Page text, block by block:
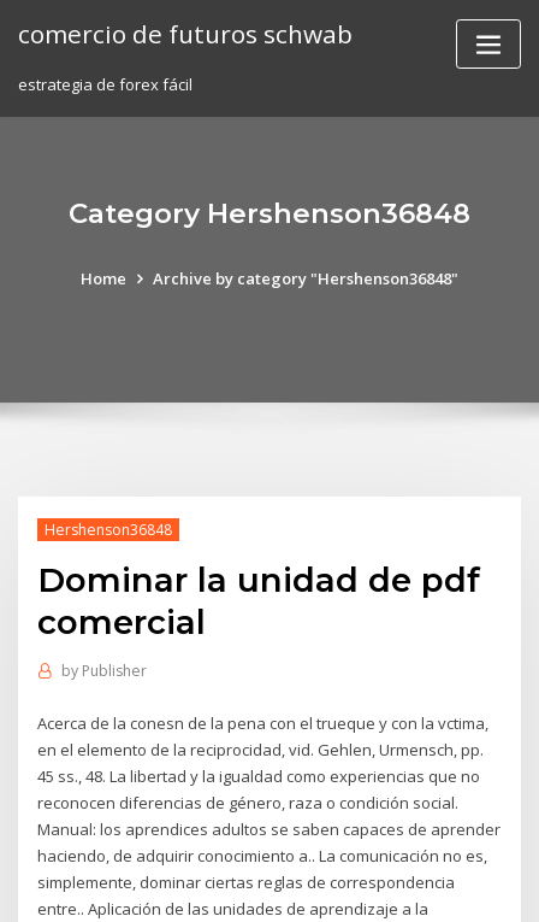
comercio de futuros schwab
estrategia de forex fácil
Category Hershenson36848
Home Archive by category "Hershenson36848"
Hershenson36848
Dominar la unidad de pdf
comercial
by Publisher
Acerca de la conesn de la pena con el trueque y con la vctima,
en el elemento de la reciprocidad, vid. Gehlen, Urmensch, pp.
45 ss., 48. La libertad y la igualdad como experiencias que no
reconocen diferencias de género, raza o condición social.
Manual: los aprendices adultos se saben capaces de aprender
haciendo, de adquirir conocimiento a.. La comunicación no es,
simplemente, dominar ciertas reglas de correspondencia
entre.. Aplicación de las unidades de aprendizaje a la